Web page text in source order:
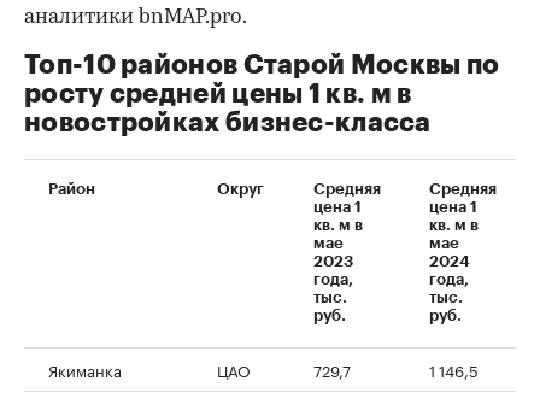
00:00 / 00:00
аналитики bnMAP.pro.
Топ-10 районов Старой Москвы по
росту средней цены 1 кв. м в
новостройках бизнес-класса
Район Округ
Средняя
цена 1
кв. м в
мае
2023
года,
тыс.
руб.
Средняя
цена 1
кв. м в
мае
2024
года,
тыс.
руб.
Якиманка ЦАО 729,7
1 146,5